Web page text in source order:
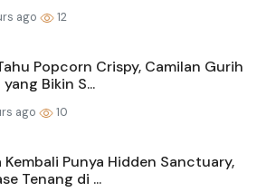
ago 12
Popcorn Crispy, Camilan Gurih
Bikin S...
ago 10
Kembali Punya Hidden Sanctuary,
Tenang di ...